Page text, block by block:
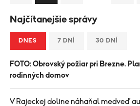
Najčítanejšie správy
DNES 7 DNÍ 30 DNÍ
FOTO: Obrovský požiar pri Brezne.
rodinných domov
V Rajeckej doline náhaňal medveď